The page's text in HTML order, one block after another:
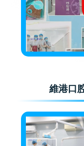
維港口